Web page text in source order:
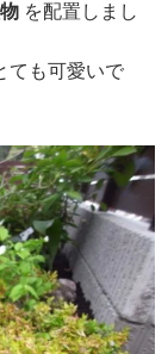
を配置しまし
ても可愛いで